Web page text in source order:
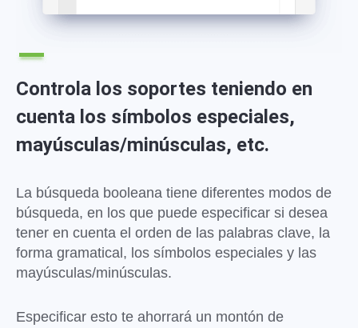
Controla los soportes teniendo en
cuenta los símbolos especiales,
mayúsculas/minúsculas, etc.
La búsqueda booleana tiene diferentes modos de
búsqueda, en los que puede especificar si desea
tener en cuenta el orden de las palabras clave, la
forma gramatical, los símbolos especiales y las
mayúsculas/minúsculas.
Especificar esto te ahorrará un montón de